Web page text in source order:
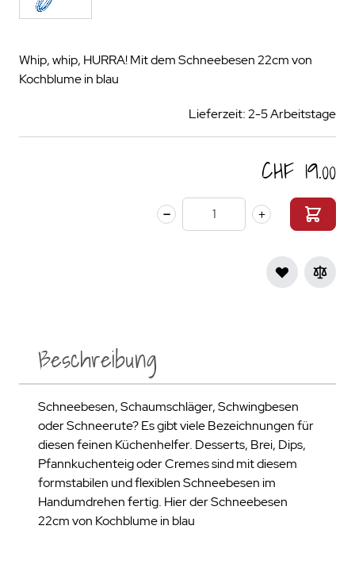
Whip, whip, HURRA! Mit dem Schneebesen 22cm von
Kochblume in blau
Lieferzeit: 2-5 Arbeitstage
CHF 19.00
Menge
Beschreibung
Schneebesen, Schaumschläger, Schwingbesen
oder Schneerute? Es gibt viele Bezeichnungen für
diesen feinen Küchenhelfer. Desserts, Brei, Dips,
Pfannkuchenteig oder Cremes sind mit diesem
formstabilen und flexiblen Schneebesen im
Handumdrehen fertig. Hier der Schneebesen
22cm von Kochblume in blau